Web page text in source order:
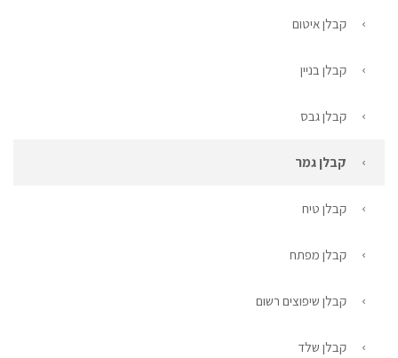
קבלן איטום
קבלן בניין
קבלן גבס
קבלן גמר
קבלן טיח
קבלן מפתח
קבלן שיפוצים רשום
קבלן שלד